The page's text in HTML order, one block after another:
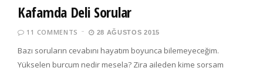
Kafamda Deli Sorular
11 COMMENTS 28 AĞUSTOS 2015
Bazı soruların cevabını hayatım boyunca bilemeyeceğim.
Yükselen burcum nedir mesela? Zira aileden kime sorsam